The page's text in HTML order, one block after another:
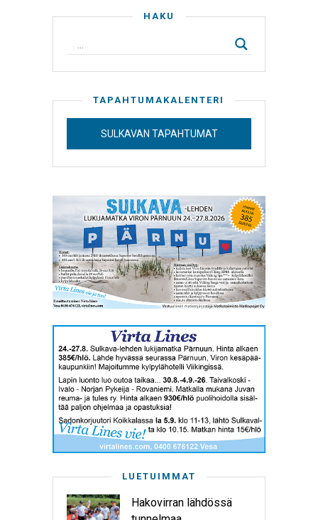
HAKU
TAPAHTUMAKALENTERI
SULKAVAN TAPAHTUMAT
LUETUIMMAT
Hakovirran lähdössä